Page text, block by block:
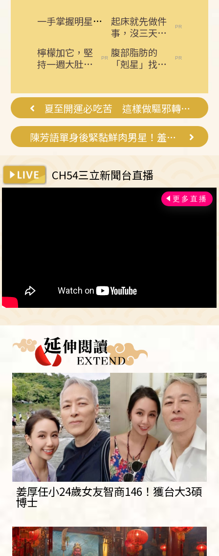
一手掌握明星動態 即刻下載娛樂星聞APP
起床就先做件
事，沒三天小
腹就不見了!
肚子一天天變
小！
檸檬加它，堅
持一週大肚腩
腹部脂肪的
「剋星」找到
囊，瘦出...
夏至開運必吃苦 這樣做驅邪轉運又養生
陳芳語單身後緊黏鮮肉男星！羞曝探索愛情
CH54三立新聞台直播
姜厚任小24歲女友智商146！獲台大3碩
博士